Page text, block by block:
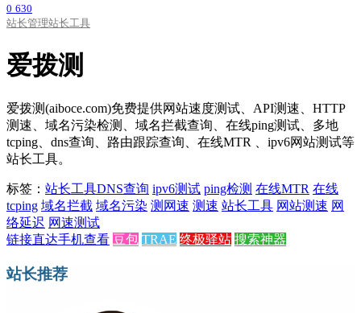
0 630
站长管理站长工具
爱拨测
爱拨测(aiboce.com)免费提供网站速度测试、API测速、HTTP
测速、域名污染检测、域名拦截查询、在线ping测试、多地
tcping、dns查询、路由跟踪查询、在线MTR 、ipv6网站测试等
站长工具。
标签： 站长工具DNS查询 ipv6测试 ping检测 在线MTR 在线
tcping 域名拦截 域名污染 测网速 测速 站长工具 网站测速 网
络延迟 网速测试
链接直达手机查看 豆包 TRAE 终极驿站 搜索神器
站长推荐